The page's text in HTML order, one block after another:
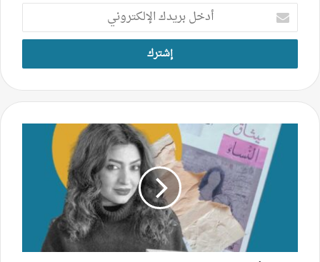
أدخل
بريدك
الإلكتروني
ميثاق
النساء
الصايغ..
خصوصية